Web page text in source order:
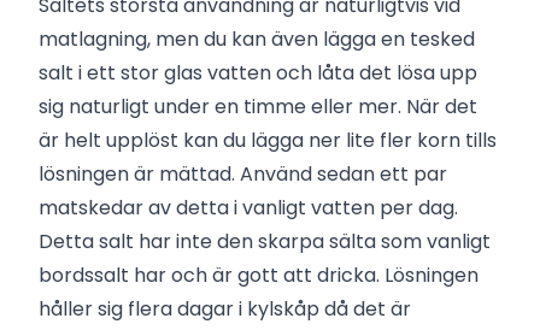
matlagning, men du kan även lägga en tesked
salt i ett stor glas vatten och låta det lösa upp
sig naturligt under en timme eller mer. När det
är helt upplöst kan du lägga ner lite fler korn tills
lösningen är mättad. Använd sedan ett par
matskedar av detta i vanligt vatten per dag.
Detta salt har inte den skarpa sälta som vanligt
bordssalt har och är gott att dricka. Lösningen
håller sig flera dagar i kylskåp då det är